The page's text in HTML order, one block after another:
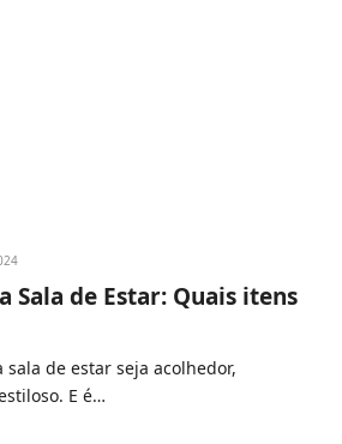
Sala de Estar: Quais itens
de estar seja acolhedor,
E é…